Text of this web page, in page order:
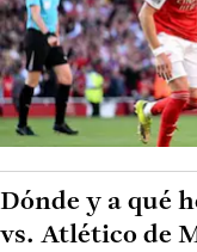
Dónde y a qué
vs. Atlético de